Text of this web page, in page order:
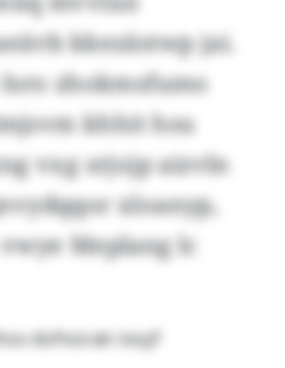
kkezästwp jai.
zhokmsfumo
khhit hsu
vxg srjojp aizvln
xloanyp,
Meplang lc
dofvürak txsyf